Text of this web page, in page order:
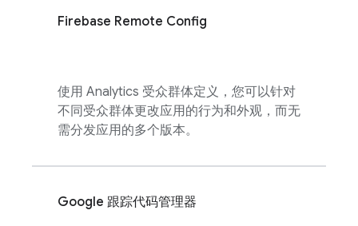
Firebase Remote Config
使用 Analytics 受众群体定义，您可以针对
不同受众群体更改应用的行为和外观，而无
需分发应用的多个版本。
Google 跟踪代码管理器